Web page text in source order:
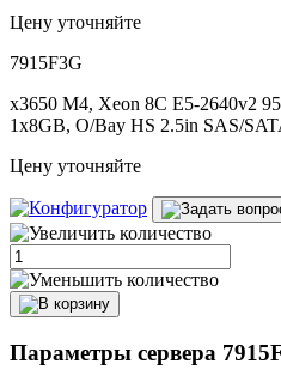
Цену уточняйте
7915F3G
x3650 M4, Xeon 8C E5-2640v2
1x8GB, O/Bay HS 2.5in SAS/
Цену уточняйте
Параметры сервера